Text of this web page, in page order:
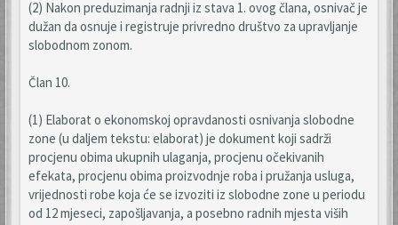
(2) Nakon preduzimanja radnji iz stava 1. ovog člana, osnivač je
dužan da osnuje i registruje privredno društvo za upravljanje
slobodnom zonom.
Član 10.
(1) Elaborat o ekonomskoj opravdanosti osnivanja slobodne
zone (u daljem tekstu: elaborat) je dokument koji sadrži
procjenu obima ukupnih ulaganja, procjenu očekivanih
efekata, procjenu obima proizvodnje roba i pružanja usluga,
vrijednosti robe koja će se izvoziti iz slobodne zone u periodu
od 12 mjeseci, zapošljavanja, a posebno radnih mjesta viših